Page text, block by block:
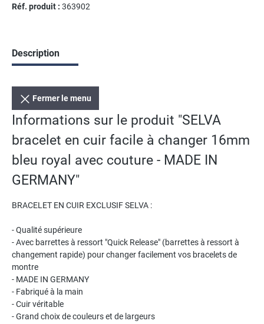
Réf. produit : 363902
Description
Fermer le menu
Informations sur le produit "SELVA
bracelet en cuir facile à changer 16mm
bleu royal avec couture - MADE IN
GERMANY"
BRACELET EN CUIR EXCLUSIF SELVA :
- Qualité supérieure
- Avec barrettes à ressort "Quick Release" (barrettes à ressort à
changement rapide) pour changer facilement vos bracelets de
montre
- MADE IN GERMANY
- Fabriqué à la main
- Cuir véritable
- Grand choix de couleurs et de largeurs